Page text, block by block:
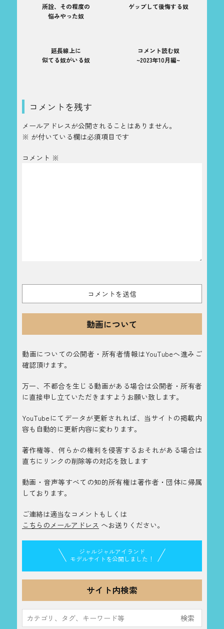
所詮、その程度の
悩みやった奴
ゲップして後悔する奴
延長線上に
似てる奴がいる奴
コメント読む奴
~2023年10月編~
コメントを残す
メールアドレスが公開されることはありません。
※ が付いている欄は必須項目です
コメント ※
動画について
動画についての公開者・所有者情報はYouTubeへ進みご
確認頂けます。
万一、不都合を生じる動画がある場合は公開者・所有者
に直接申し立ていただきますようお願い致します。
YouTubeにてデータが更新されれば、当サイトの掲載内
容も自動的に更新内容に変わります。
著作権等、何らかの権利を侵害するおそれがある場合は
直ちにリンクの削除等の対応を致します
動画・音声等すべての知的所有権は著作者・団体に帰属
しております。
ご連絡は適当なコメントもしくは
こちらのメールアドレス へお送りください。
ジャルジャルアイランド
モデルサイトを公開しました！
サイト内検索
索: